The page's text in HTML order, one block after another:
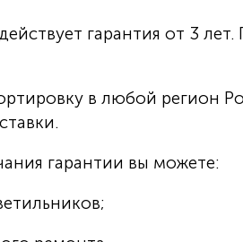
гарантия от 3 лет.
в любой регион
гарантии вы можете: